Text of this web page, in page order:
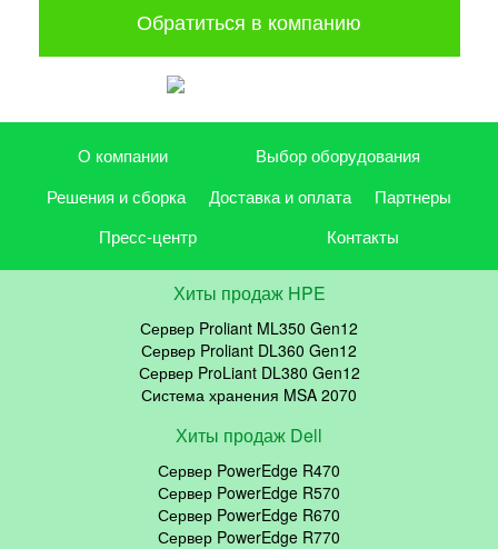
Обратиться в компанию
О компании
Выбор оборудования
Решения и сборка
Доставка и оплата
Партнеры
Пресс-центр
Контакты
Хиты продаж HPE
Сервер Proliant ML350 Gen12
Сервер Proliant DL360 Gen12
Сервер ProLiant DL380 Gen12
Система хранения MSA 2070
Хиты продаж Dell
Сервер PowerEdge R470
Сервер PowerEdge R570
Сервер PowerEdge R670
Сервер PowerEdge R770